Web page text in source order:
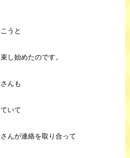
うと
し始めたのです。
んも
いて
んが連絡を取り合って